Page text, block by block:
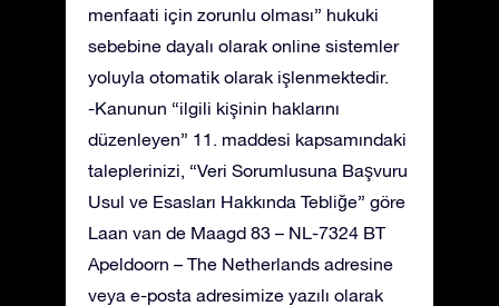
menfaati için zorunlu olması” hukuki
sebebine dayalı olarak online sistemler
yoluyla otomatik olarak işlenmektedir.
-Kanunun “ilgili kişinin haklarını
düzenleyen” 11. maddesi kapsamındaki
taleplerinizi, “Veri Sorumlusuna Başvuru
Usul ve Esasları Hakkında Tebliğe” göre
Laan van de Maagd 83 – NL-7324 BT
Apeldoorn – The Netherlands adresine
veya e-posta adresimize yazılı olarak